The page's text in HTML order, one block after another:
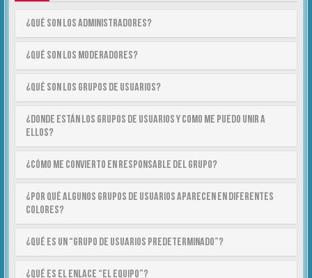
¿Qué son los Administradores?
¿Qué son los Moderadores?
¿Qué son los Grupos de Usuarios?
¿Donde están los Grupos de Usuarios y como me puedo unir a
ellos?
¿Cómo me convierto en Responsable del Grupo?
¿Por qué algunos Grupos de Usuarios aparecen en diferentes
colores?
¿Qué es un “Grupo de Usuarios predeterminado”?
¿Qué es el enlace “El equipo”?